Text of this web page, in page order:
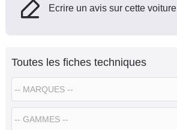
Ecrire un avis sur cette voiture
Toutes les fiches techniques